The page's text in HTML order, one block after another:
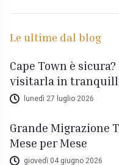
Le ultime dal blog
Cape Town è
visitarla in
lunedì 27 luglio 2026
Grande Migrazione
Mese per Mese
giovedì 04 giugno 2026